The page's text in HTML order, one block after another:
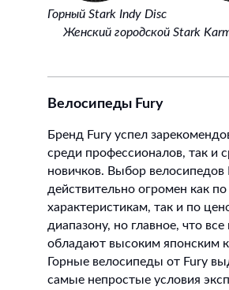
Горный Stark Indy Disc
Женский городской Stark
Велосипеды Fury
Бренд Fury успел
среди профессионалов, так и
новичков. Выбор велосипедов
действительно огромен как
характеристикам, так и по
диапазону, но главное, что
обладают высоким японским
Горные велосипеды от Fury
самые непростые условия